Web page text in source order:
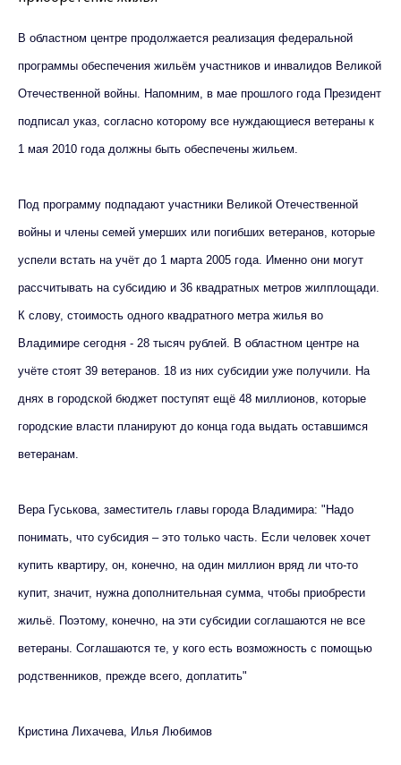
В областном центре продолжается реализация федеральной
программы обеспечения жильём участников и инвалидов Великой
Отечественной войны. Напомним, в мае прошлого года Президент
подписал указ, согласно которому все нуждающиеся ветераны к
1 мая 2010 года должны быть обеспечены жильем.
Под программу подпадают участники Великой Отечественной
войны и члены семей умерших или погибших ветеранов, которые
успели встать на учёт до 1 марта 2005 года. Именно они могут
рассчитывать на субсидию и 36 квадратных метров жилплощади.
К слову, стоимость одного квадратного метра жилья во
Владимире сегодня - 28 тысяч рублей. В областном центре на
учёте стоят 39 ветеранов. 18 из них субсидии уже получили. На
днях в городской бюджет поступят ещё 48 миллионов, которые
городские власти планируют до конца года выдать оставшимся
ветеранам.
Вера Гуськова, заместитель главы города Владимира: "Надо
понимать, что субсидия – это только часть. Если человек хочет
купить квартиру, он, конечно, на один миллион вряд ли что-то
купит, значит, нужна дополнительная сумма, чтобы приобрести
жильё. Поэтому, конечно, на эти субсидии соглашаются не все
ветераны. Соглашаются те, у кого есть возможность с помощью
родственников, прежде всего, доплатить"
Кристина Лихачева, Илья Любимов